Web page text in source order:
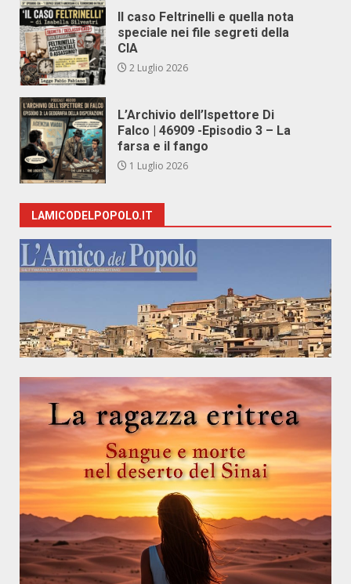
Il caso Feltrinelli e quella nota
speciale nei file segreti della
CIA
2 Luglio 2026
L’Archivio dell’Ispettore Di
Falco | 46909 -Episodio 3 – La
farsa e il fango
1 Luglio 2026
LAMICODELPOPOLO.IT